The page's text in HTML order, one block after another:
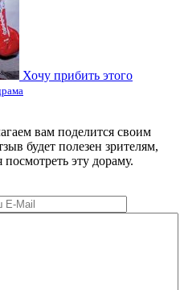
Хочу прибить этого
вам поделится своим
будет полезен зрителям,
эту дораму.